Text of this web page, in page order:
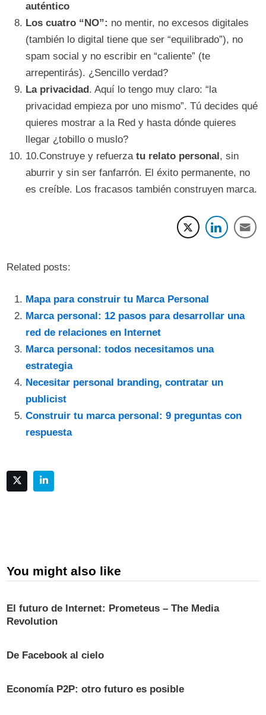
auténtico
Los cuatro “NO”: no mentir, no excesos digitales
(también lo digital tiene que ser “equilibrado”), no
spam social y no escribir en “caliente” (te
arrepentirás). ¿Sencillo verdad?
La privacidad. Aquí lo tengo muy claro: “la
privacidad empieza por uno mismo”. Tú decides qué
quieres mostrar a la Red y hasta dónde quieres
llegar ¿tobillo o muslo?
10.Construye y refuerzatu relato personal, sin
aburrir y sin ser fanfarrón. El éxito permanente, no
es creíble. Los fracasos también construyen marca.
Related posts:
Mapa para construir tu Marca Personal
Marca personal: 12 pasos para desarrollar una
red de relaciones en Internet
Marca personal: todos necesitamos una
estrategia
Necesitar personal branding, contratar un
publicist
Construir tu marca personal: 9 preguntas con
respuesta
You might also like
El futuro de Internet: Prometeus – The Media
Revolution
De Facebook al cielo
Economía P2P: otro futuro es posible